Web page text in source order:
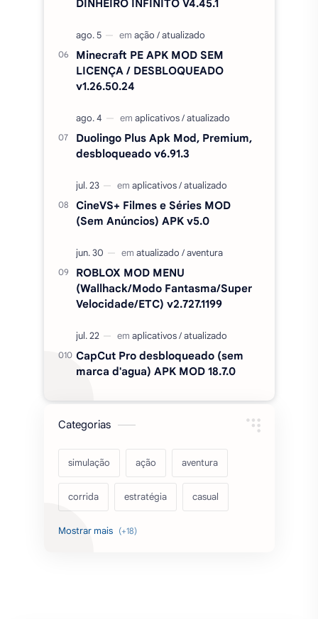
DINHEIRO INFINITO V4.45.1
Minecraft PE APK MOD SEM
LICENÇA / DESBLOQUEADO
v1.26.50.24
Duolingo Plus Apk Mod, Premium,
desbloqueado v6.91.3
CineVS+ Filmes e Séries MOD
(Sem Anúncios) APK v5.0
ROBLOX MOD MENU
(Wallhack/Modo Fantasma/Super
Velocidade/ETC) v2.727.1199
CapCut Pro desbloqueado (sem
marca d'agua) APK MOD 18.7.0
Categorias
simulação ação aventura
corrida estratégia casual
acarde esportes